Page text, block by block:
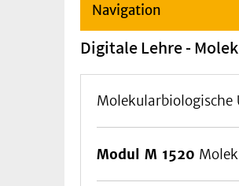
Navigation
Digitale Lehre -
Modul M 1520